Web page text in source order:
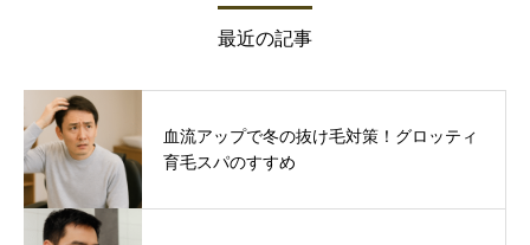
最近の記事
血流アップで冬の抜け毛対策！グロッティ
育毛スパのすすめ